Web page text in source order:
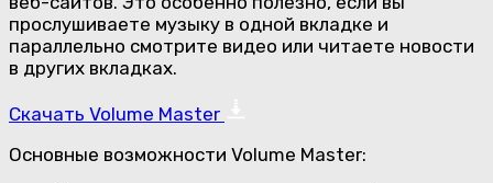
прослушиваете музыку в одной вкладке и
параллельно смотрите видео или читаете новости
в других вкладках.
Скачать Volume Master
Основные возможности Volume Master: